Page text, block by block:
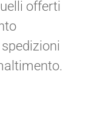
offerti